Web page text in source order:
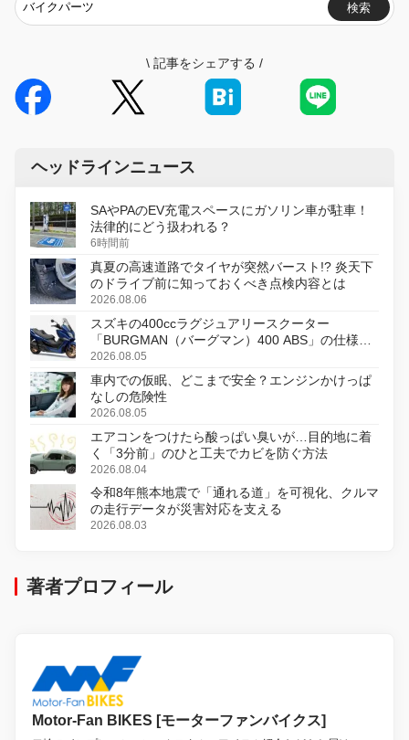
検索
\ 記事をシェアする /
ヘッドラインニュース
SAやPAのEV充電スペースにガソリン車が駐車！
法律的にどう扱われる？
6時間前
真夏の高速道路でタイヤが突然バースト!? 炎天下
のドライブ前に知っておくべき点検内容とは
2026.08.06
スズキの400ccラグジュアリースクーター
「BURGMAN（バーグマン）400 ABS」の仕様を
変更し、8月18日に発売
2026.08.05
車内での仮眠、どこまで安全？エンジンかけっぱ
なしの危険性
2026.08.05
エアコンをつけたら酸っぱい臭いが…目的地に着
く「3分前」のひと工夫でカビを防ぐ方法
2026.08.04
令和8年熊本地震で「通れる道」を可視化、クルマ
の走行データが災害対応を支える
2026.08.03
著者プロフィール
Motor-Fan BIKES [モーターファンバイクス]